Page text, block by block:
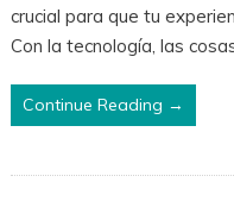
crucial para que tu
Con la tecnología, las
Continue Reading →